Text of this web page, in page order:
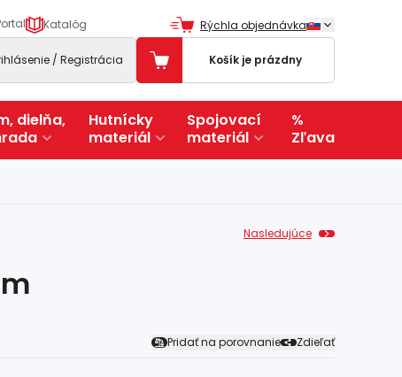
Katalóg Rýchla objednávka
/ Registrácia Košík je prázdny
dielňa,
Hutnícky
materiál
Spojovací
materiál
%
Zľava
Nasledujúce
Pridať na porovnanie Zdieľať